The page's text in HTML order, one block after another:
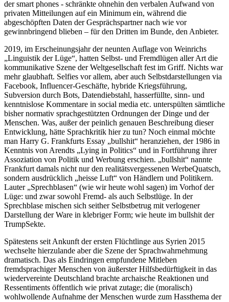
der smart phones - schränkte ohnehin den verbalen Aufwand von
privaten Mitteilungen auf ein Minimum ein, während die
abgeschöpften Daten der Gesprächspartner nach wie vor
gewinnbringend blieben – für den Dritten im Bunde, den Anbieter.
2019, im Erscheinungsjahr der neunten Auflage von Weinrichs
„Linguistik der Lüge“, hatten Selbst- und Fremdlügen aller Art die
kommunikative Szene der Weltgesellschaft fest im Griff. Nichts war
mehr glaubhaft. Selfies vor allem, aber auch Selbstdarstellungen via
Facebook, Influencer-Geschäfte, hybride Kriegsführung,
Subversion durch Bots, Datendiebstahl, hasserfüllte, sinn- und
kenntnislose Kommentare in social media etc. unterspülten sämtliche
bisher normativ sprachgestützten Ordnungen der Dinge und der
Menschen. Was, außer der peinlich genauen Beschreibung dieser
Entwicklung, hätte Sprachkritik hier zu tun? Noch einmal möchte
man Harry G. Frankfurts Essay „bullshit“ heranziehen, der 1986 in
Kenntnis von Arendts „Lying in Politics“ und in Fortführung ihrer
Assoziation von Politik und Werbung erschien. „bullshit“ nannte
Frankfurt damals nicht nur den realitätsvergessenen WerbeQuatsch,
sondern ausdrücklich „heisse Luft“ von Händlern und Politikern.
Lauter „Sprechblasen“ (wie wir heute wohl sagen) im Vorhof der
Lüge: und zwar sowohl Fremd- als auch Selbstlüge. In der
Sprechblase mischen sich seither Selbstbetrug mit verlogener
Darstellung der Ware in klebriger Form; wie heute im bullshit der
TrumpSekte.
Spätestens seit Ankunft der ersten Flüchtlinge aus Syrien 2015
wechselte hierzulande aber die Szene der Sprachwahrnehmung
dramatisch. Das als Eindringen empfundene Mitleben
fremdsprachiger Menschen von äußerster Hilfsbedürftigkeit in das
wiedervereinte Deutschland brachte archaische Reaktionen und
Ressentiments öffentlich wie privat zutage; die (moralisch)
wohlwollende Aufnahme der Menschen wurde zum Hassthema der